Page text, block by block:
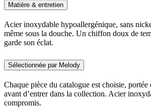
Matière & entretien
Acier inoxydable hypoallergénique, sans
même sous la douche. Un chiffon doux de
garde son éclat.
Sélectionnée par Melody
Chaque pièce du catalogue est choisie,
avant d’entrer dans la collection. Acier
compromis.